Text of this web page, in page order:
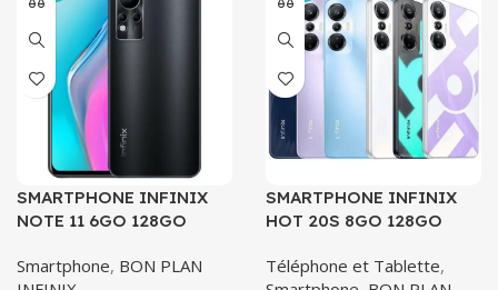
SMARTPHONE INFINIX
NOTE 11 6GO 128GO
Smartphone, BON PLAN
SMARTPHONE INFINIX
HOT 20S 8GO 128GO
Téléphone et Tablette,